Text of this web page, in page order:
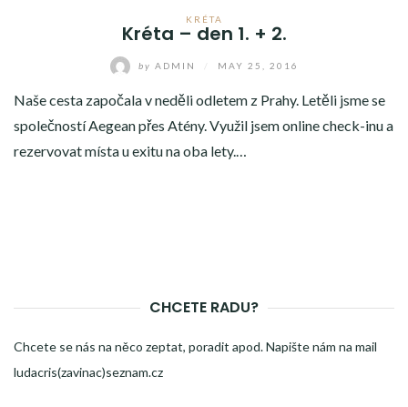
KRÉTA
Kréta – den 1. + 2.
by ADMIN MAY 25, 2016
Naše cesta započala v neděli odletem z Prahy. Letěli jsme se
společností Aegean přes Atény. Využil jsem online check-inu a
rezervovat místa u exitu na oba lety.…
CHCETE RADU?
Chcete se nás na něco zeptat, poradit apod. Napište nám na mail
ludacris(zavinac)seznam.cz